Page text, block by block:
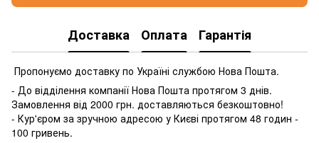
Доставка Оплата Гарантія
Пропонуємо доставку по Україні службою Нова Пошта.
- До відділення компанії Нова Пошта протягом 3 днів.
Замовлення від 2000 грн. доставляються безкоштовно!
- Кур'єром за зручною адресою у Києві протягом 48 годин -
100 гривень.